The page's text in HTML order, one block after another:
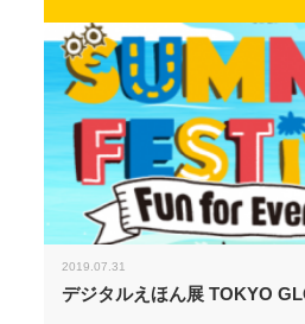
2019.07.31
デジタルえほん展 TOKYO